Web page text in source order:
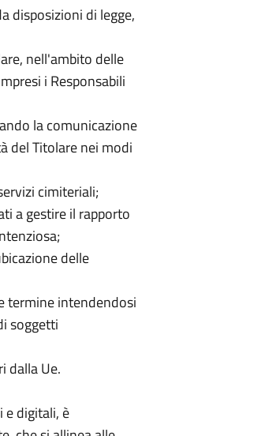
disposizioni di legge,
nell'ambito delle
i Responsabili
la comunicazione
del Titolare nei modi
cimiteriali;
a gestire il rapporto
delle
termine intendendosi
soggetti
dalla Ue.
e digitali, è